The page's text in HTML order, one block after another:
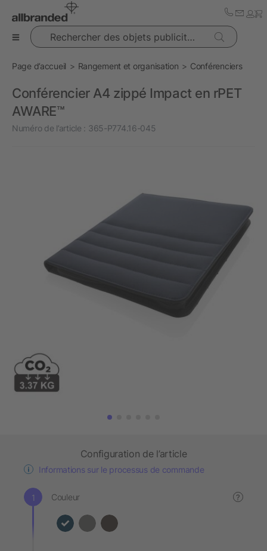
Rechercher des objets publicitaires
Page d’accueil Rangement et organisation Conférenciers
Conférencier A4 zippé Impact en rPET
AWARE™
Numéro de l’article : 365-P774.16-045
Configuration de l’article
Informations sur le processus de commande
Couleur ?